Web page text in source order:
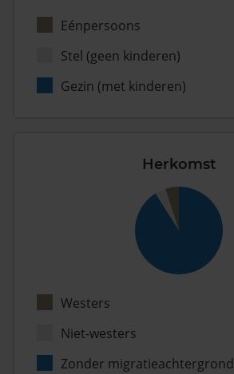
Eénpersoons
Stel (geen kinderen)
Gezin (met kinderen)
Herkomst
Westers
Niet-westers
Zonder migratieachtergrond